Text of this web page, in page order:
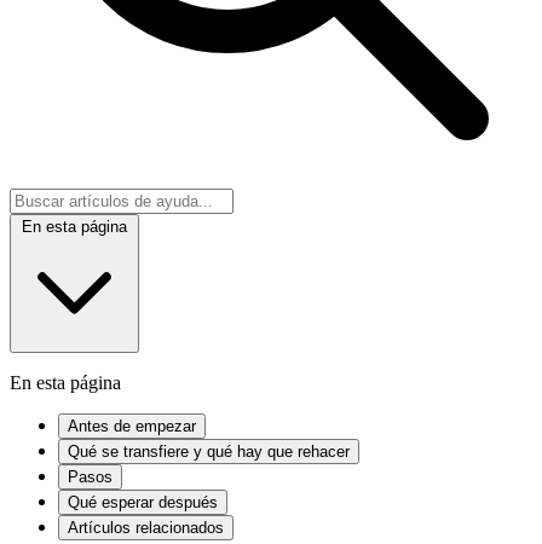
En esta página
En esta página
Antes de empezar
Qué se transfiere y qué hay que rehacer
Pasos
Qué esperar después
Artículos relacionados